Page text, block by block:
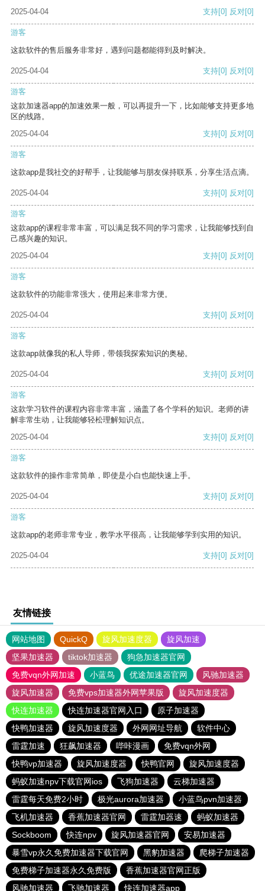
2025-04-04 支持[0] 反对[0]
游客
这款软件的售后服务非常好，遇到问题都能得到及时解决。
2025-04-04 支持[0] 反对[0]
游客
这款加速器app的加速效果一般，可以再提升一下，比如能够支持更多地
区的线路。
2025-04-04
支持[0] 反对[0]
游客
这款app是我社交的好帮手，让我能够与朋友保持联系，分享生活点滴。
2025-04-04 支持[0] 反对[0]
游客
这款app的课程非常丰富，可以满足我不同的学习需求，让我能够找到自
己感兴趣的知识。
2025-04-04
支持[0] 反对[0]
游客
这款软件的功能非常强大，使用起来非常方便。
2025-04-04 支持[0] 反对[0]
游客
这款app就像我的私人导师，带领我探索知识的奥秘。
2025-04-04 支持[0] 反对[0]
游客
这款学习软件的课程内容非常丰富，涵盖了各个学科的知识。老师的讲
解非常生动，让我能够轻松理解知识点。
2025-04-04
支持[0] 反对[0]
游客
这款软件的操作非常简单，即使是小白也能快速上手。
2025-04-04 支持[0] 反对[0]
游客
这款app的老师非常专业，教学水平很高，让我能够学到实用的知识。
2025-04-04 支持[0] 反对[0]
友情链接
网站地图 QuickQ 旋风加速度器
旋风加速
坚果加速器
tiktok加速器
狗急加速器官网
免费vqn外网加速
小蓝鸟 优途加速器官网
风驰加速器
旋风加速器
免费vps加速器外网苹果版
旋风加速度器
快连加速器
快连加速器官网入口
原子加速器
快鸭加速器
旋风加速度器 外网网址导航
软件中心
雷霆加速
狂飙加速器 哔咔漫画
免费vqn外网
快鸭vp加速器
旋风加速度器 快鸭官网
旋风加速度器
蚂蚁加速npv下载官网ios
飞狗加速器
云梯加速器
雷霆每天免费2小时
极光aurora加速器
小蓝鸟pvn加速器
飞机加速器
香蕉加速器官网 雷霆加器速
蚂蚁加速器
Sockboom
快连npv 旋风加速器官网
安易加速器
暴雪vp永久免费加速器下载官网
黑豹加速器
爬梯子加速器
免费梯子加速器永久免费版
香蕉加速器官网正版
风驰加速器
飞驰加速器 快连加速器app